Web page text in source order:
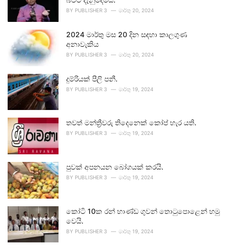
BY PUBLISHER 3 මාර්තු 20, 2024
2024 මාර්තු මස 20 දින සඳහා කාලගුණ
අනාවැකිය
BY PUBLISHER 3 මාර්තු 20, 2024
දුම්රියක් පීලි පනී.
BY PUBLISHER 3 මාර්තු 19, 2024
තවත් මන්ත්‍රීවරු තිදෙනෙක් කෝප් හැර යති.
BY PUBLISHER 3 මාර්තු 19, 2024
පුවක් අපනයන බෝගයක් කරයි.
BY PUBLISHER 3 මාර්තු 19, 2024
කෝටි 10ක රන් භාණ්ඩ ගුවන් තොටුපොළෙන් හමු
වෙයි.
BY PUBLISHER 3 මාර්තු 19, 2024